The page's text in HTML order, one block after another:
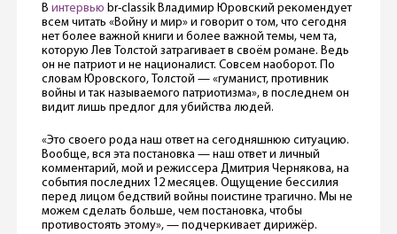
В интервью br-classik Владимир Юровский рекомендует
всем читать «Войну и мир» и говорит о том, что сегодня
нет более важной книги и более важной темы, чем та,
которую Лев Толстой затрагивает в своём романе. Ведь
он не патриот и не националист. Совсем наоборот. По
словам Юровского, Толстой — «гуманист, противник
войны и так называемого патриотизма», в последнем он
видит лишь предлог для убийства людей.
«Это своего рода наш ответ на сегодняшнюю ситуацию.
Вообще, вся эта постановка — наш ответ и личный
комментарий, мой и режиссера Дмитрия Чернякова, на
события последних 12 месяцев. Ощущение бессилия
перед лицом бедствий войны поистине трагично. Мы не
можем сделать больше, чем постановка, чтобы
противостоять этому», — подчеркивает дирижёр.